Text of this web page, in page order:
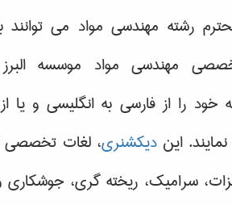
رشته مهندسی مواد می توانند
مهندسی مواد موسسه
را از فارسی به انگلیسی و یا
ایندیکشنری، لغات
سرامیک، ریخته گری، جوشکاری